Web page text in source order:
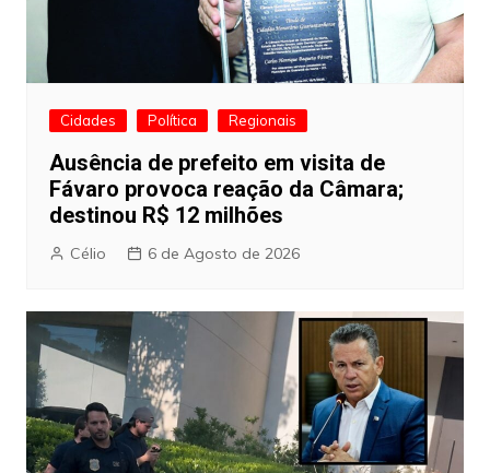
Cidades Política Regionais
Ausência de prefeito em visita de
Fávaro provoca reação da Câmara;
destinou R$ 12 milhões
Célio 6 de Agosto de 2026